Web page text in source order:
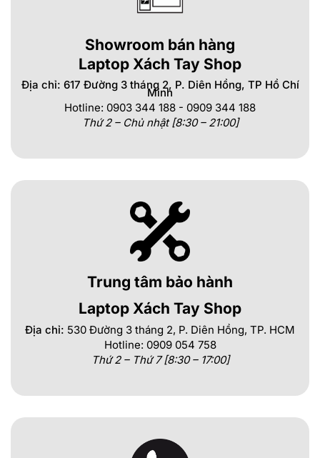
Showroom bán hàng
Laptop Xách Tay Shop
Địa chỉ: 617 Đường 3 tháng 2, P. Diên Hồng, TP Hồ Chí
Minh
Hotline: 0903 344 188 - 0909 344 188
Thứ 2 – Chủ nhật [8:30 – 21:00]
Trung tâm bảo hành
Laptop Xách Tay Shop
Địa chỉ: 530 Đường 3 tháng 2, P. Diên Hồng, TP. HCM
Hotline: 0909 054 758
Thứ 2 – Thứ 7 [8:30 – 17:00]